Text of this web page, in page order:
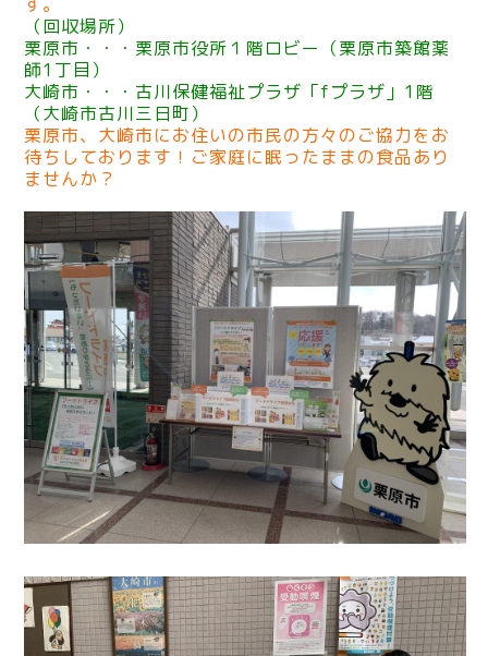
（回収場所）
栗原市・・・栗原市役所１階ロビー（栗原市築館薬
師1丁目）
大崎市・・・古川保健福祉プラザ「fプラザ」1階
（大崎市古川三日町）
栗原市、大崎市にお住いの市民の方々のご協力をお
待ちしております！ご家庭に眠ったままの食品あり
ませんか？